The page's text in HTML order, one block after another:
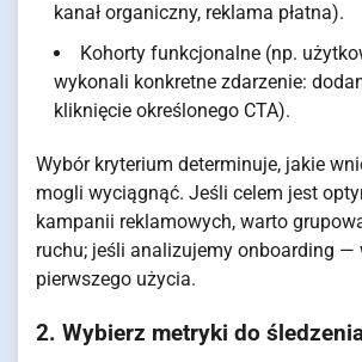
kanał organiczny, reklama płatna).
Kohorty funkcjonalne (np.
wykonali konkretne zdarzenie:
kliknięcie określonego CTA).
Wybór kryterium determinuje, jakie
mogli wyciągnąć. Jeśli celem jest
kampanii reklamowych, warto
ruchu; jeśli analizujemy onboarding —
pierwszego użycia.
2. Wybierz metryki do